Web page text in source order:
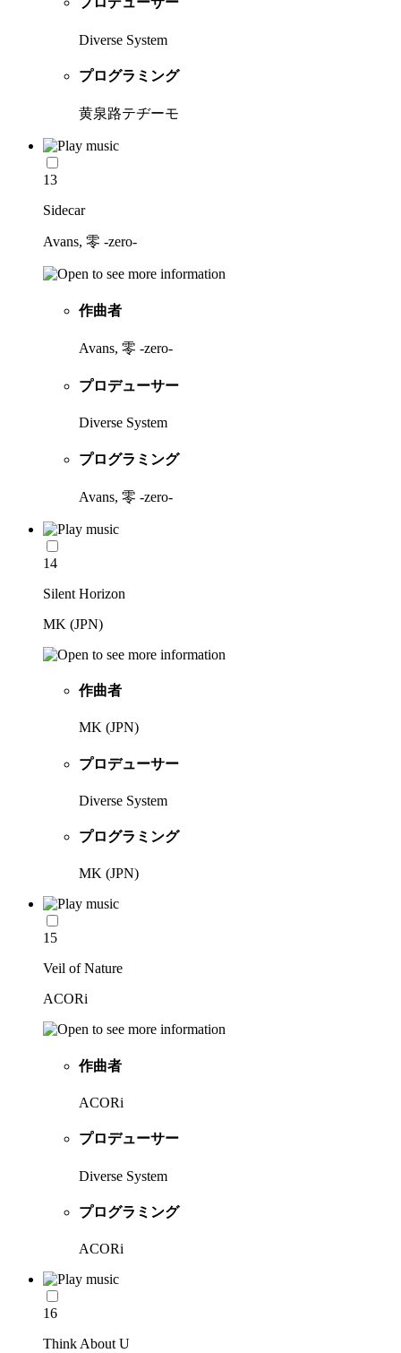
Diverse System
プログラミング
黄泉路テヂーモ
13
Sidecar
Avans, 零 -zero-
作曲者
Avans, 零 -zero-
プロデューサー
Diverse System
プログラミング
Avans, 零 -zero-
14
Silent Horizon
MK (JPN)
作曲者
MK (JPN)
プロデューサー
Diverse System
プログラミング
MK (JPN)
15
Veil of Nature
ACORi
作曲者
ACORi
プロデューサー
Diverse System
プログラミング
ACORi
16
Think About U